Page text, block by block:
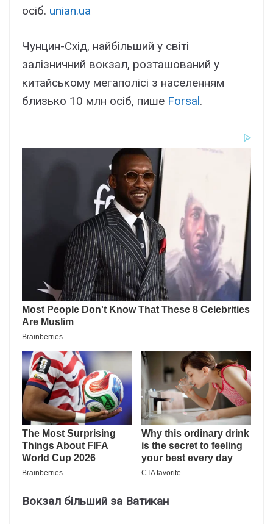
осіб. unian.ua
Чунцин-Схід, найбільший у світі
залізничний вокзал, розташований у
китайському мегаполісі з населенням
близько 10 млн осіб, пише Forsal.
Вокзал більший за Ватикан